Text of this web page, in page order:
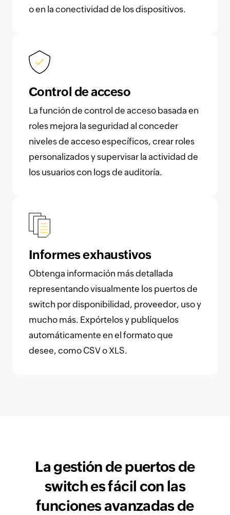
o en la conectividad de los dispositivos.
Control de acceso
La función de control de acceso basada en
roles mejora la seguridad al conceder
niveles de acceso específicos, crear roles
personalizados y supervisar la actividad de
los usuarios con logs de auditoría.
Informes exhaustivos
Obtenga información más detallada
representando visualmente los puertos de
switch por disponibilidad, proveedor, uso y
mucho más. Expórtelos y publíquelos
automáticamente en el formato que
desee, como CSV o XLS.
La gestión de puertos de
switch es fácil con las
funciones avanzadas de